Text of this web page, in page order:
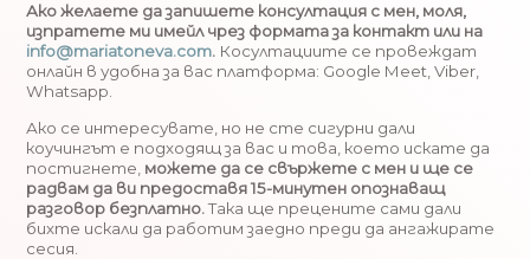
Ако желаете да запишете консултация с мен, моля,
изпратете ми имейл чрез формата за контакт или на
info@mariatoneva.com. Косултациите се провеждат
онлайн в удобна за вас платформа: Google Meet, Viber,
Whatsapp.
Ако се интересувате, но не сте сигурни дали
коучингът е подходящ за вас и това, което искате да
постигнете, можете да се свържете с мен и ще се
радвам да ви предоставя 15-минутен опознаващ
разговор безплатно.Така ще прецените сами дали
бихте искали да работим заедно преди да ангажирате
сесия.